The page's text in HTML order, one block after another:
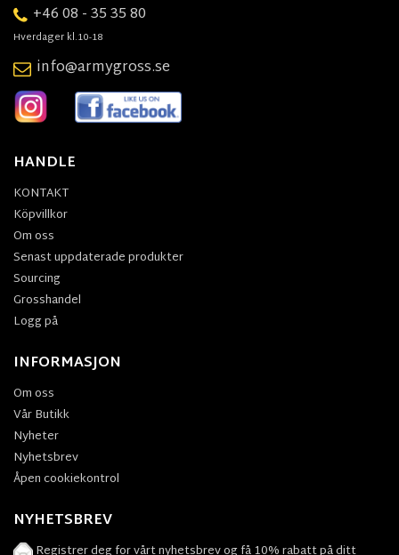
+46 08 - 35 35 80
Hverdager kl.10-18
info@armygross.se
HANDLE
KONTAKT
Köpvillkor
Om oss
Senast uppdaterade produkter
Sourcing
Grosshandel
Logg på
INFORMASJON
Om oss
Vår Butikk
Nyheter
Nyhetsbrev
Åpen cookiekontrol
NYHETSBREV